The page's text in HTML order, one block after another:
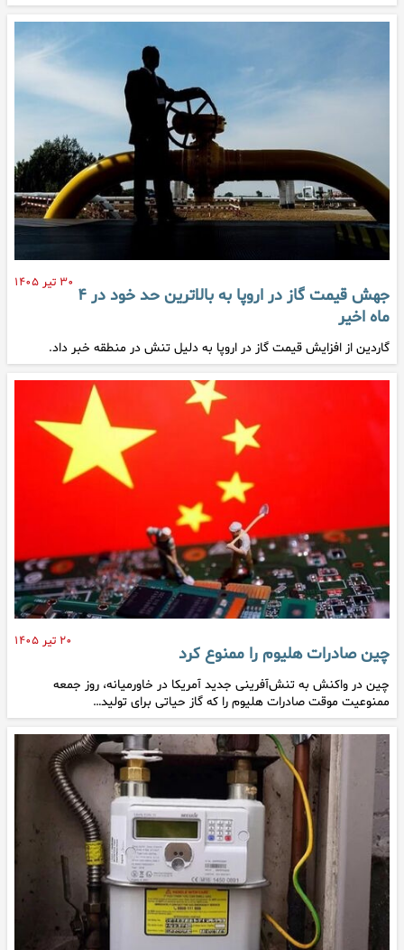
۳۰ تیر ۱۴۰۵
جهش قیمت گاز در اروپا به بالاترین حد خود در ۴
ماه اخیر
گاردین از افزایش قیمت گاز در اروپا به دلیل تنش در منطقه خبر داد.
۲۰ تیر ۱۴۰۵
چین صادرات هلیوم را ممنوع کرد
چین در واکنش به تنش‌آفرینی جدید آمریکا در خاورمیانه، روز جمعه
ممنوعیت موقت صادرات هلیوم را که گاز حیاتی برای تولید…